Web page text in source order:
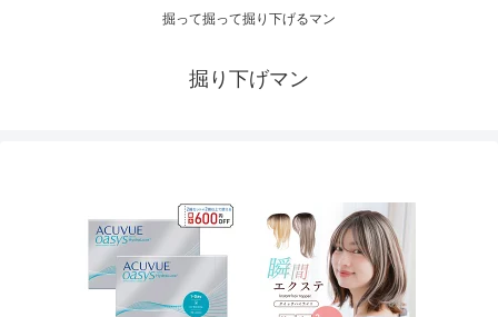
掘って掘って掘り下げるマン
掘り下げマン